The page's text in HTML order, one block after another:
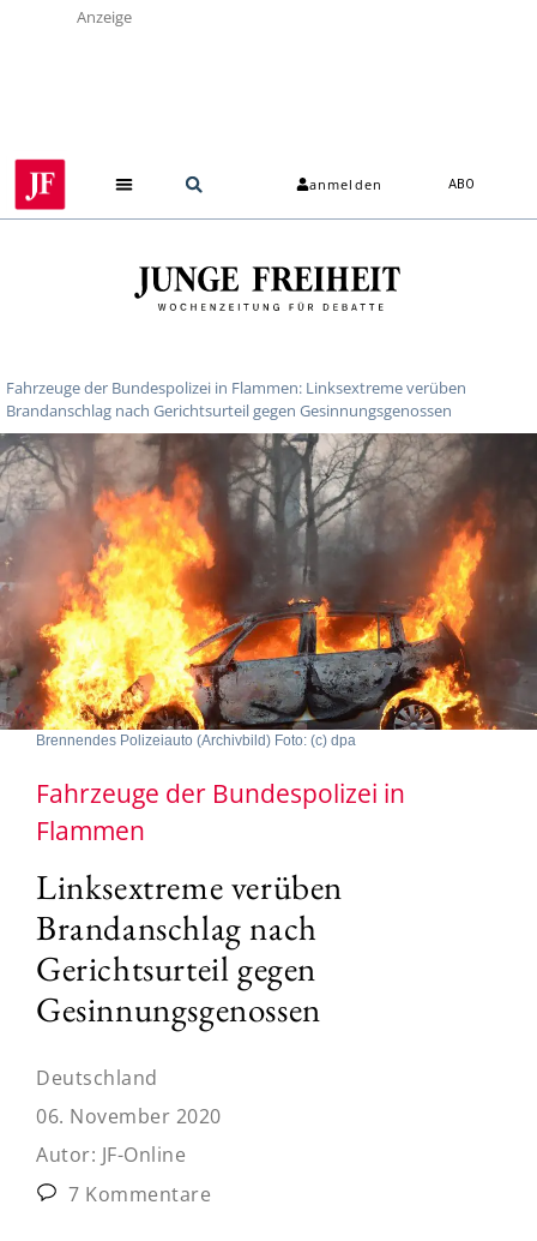
Anzeige
anmelden ABO
Fahrzeuge der Bundespolizei in Flammen: Linksextreme verüben
Brandanschlag nach Gerichtsurteil gegen Gesinnungsgenossen
Brennendes Polizeiauto (Archivbild) Foto: (c) dpa
Fahrzeuge der Bundespolizei in
Flammen
Linksextreme verüben
Brandanschlag nach
Gerichtsurteil gegen
Gesinnungsgenossen
Deutschland
06. November 2020
Autor: JF-Online
7 Kommentare